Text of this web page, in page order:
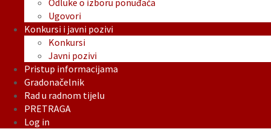
Odluke o izboru ponuđača
Ugovori
Konkursi i javni pozivi
Konkursi
Javni pozivi
Pristup informacijama
Gradonačelnik
Rad u radnom tijelu
PRETRAGA
Log in